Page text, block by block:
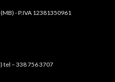
- P.IVA 12381350961
tel – 338 756 3707